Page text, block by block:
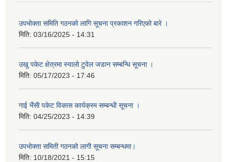
उपभोक्ता समिति गठनको लागि सूचना प्रकाशन गरिएको बारे ।
मिति: 03/16/2025 - 14:31
उखु पकेट क्षेत्रमा स्यालो टुवेल जडान सम्बन्धि सूचना ।
मिति: 05/17/2023 - 17:46
गाई भैंसी पकेट विकास कार्यक्रम सम्बन्धी सूचना ।
मिति: 04/25/2023 - 14:39
उपभोक्ता समिती गठनको लागी सूचना सम्बन्धमा।
मिति: 10/18/2021 - 15:15